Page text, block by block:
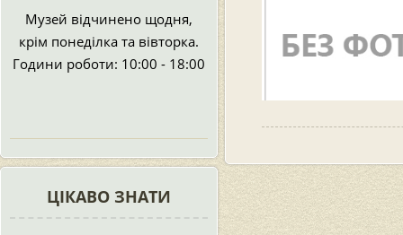
Музей відчинено щодня,
крім понеділка та вівторка.
Години роботи: 10:00 - 18:00
ЦІКАВО ЗНАТИ